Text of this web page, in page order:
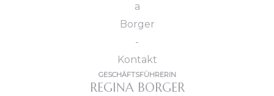
GESCHÄFTSFÜHRERIN
REGINA BORGER